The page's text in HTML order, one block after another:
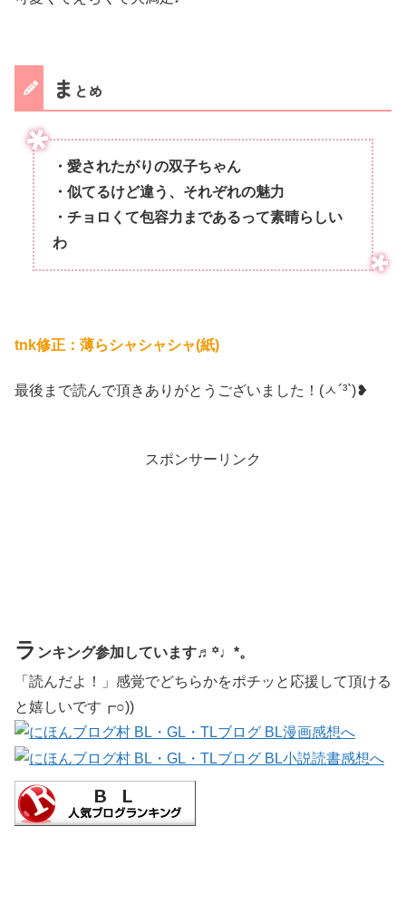
ま とめ
・愛されたがりの双子ちゃん
・似てるけど違う、それぞれの魅力
・チョロくて包容力まであるって素晴らしい
わ
tnk修正：薄らシャシャシャ(紙)
最後まで読んで頂きありがとうございました！(ㅅ´³`)❥
スポンサーリンク
ラ ンキング参加しています♬꙳♩*。
「読んだよ！」感覚でどちらかをポチッと応援して頂ける
と嬉しいです┏○))